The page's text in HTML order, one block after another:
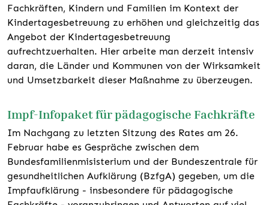
Fachkräften, Kindern und Familien im Kontext der
Kindertagesbetreuung zu erhöhen und gleichzeitig das
Angebot der Kindertagesbetreuung
aufrechtzuerhalten. Hier arbeite man derzeit intensiv
daran, die Länder und Kommunen von der Wirksamkeit
und Umsetzbarkeit dieser Maßnahme zu überzeugen.
Impf-Infopaket für pädagogische Fachkräfte
Im Nachgang zu letzten Sitzung des Rates am 26.
Februar habe es Gespräche zwischen dem
Bundesfamilienmisisterium und der Bundeszentrale für
gesundheitlichen Aufklärung (BzfgA) gegeben, um die
Impfaufklärung - insbesondere für pädagogische